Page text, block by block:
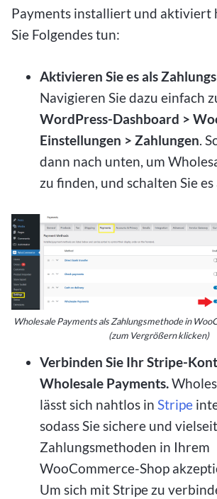
Payments installiert und aktiviert
Sie Folgendes tun:
Aktivieren Sie es als
Navigieren Sie dazu einfach
WordPress-Dashboard >
Einstellungen > Zahlungen.
dann nach unten, um
zu finden, und schalten Sie es
Wholesale Payments als Zahlungsmethode in
(zum Vergrößern klicken)
Verbinden Sie Ihr Stripe-
Wholesale Payments.
lässt sich nahtlos in Stripe
sodass Sie sichere und
Zahlungsmethoden in Ihrem
WooCommerce-Shop
Um sich mit Stripe zu